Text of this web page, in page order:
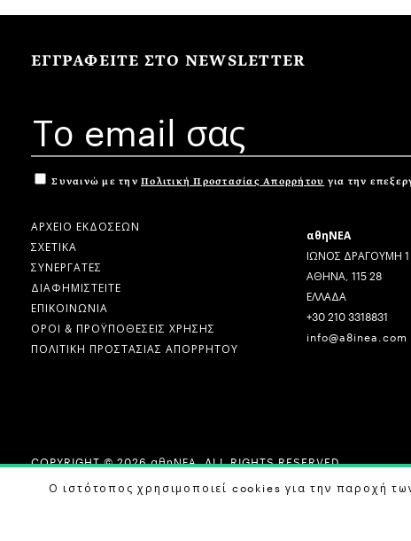
ΕΓΓΡΑΦΕΙΤΕ ΣΤΟ NEWSLETTER
Συναινώ με την Πολιτική Προστασίας Απορρήτου για την
ΑΡΧΕΙΟ ΕΚΔΟΣΕΩΝ
ΣΧΕΤΙΚΑ
ΣΥΝΕΡΓΑΤΕΣ
ΔΙΑΦΗΜΙΣΤΕΙΤΕ
ΕΠΙΚΟΙΝΩΝΙΑ
ΟΡΟΙ & ΠΡΟΫΠΟΘΕΣΕΙΣ ΧΡΗΣΗΣ
ΠΟΛΙΤΙΚΗ ΠΡΟΣΤΑΣΙΑΣ ΑΠΟΡΡΗΤΟΥ
αθηΝΕΑ
ΙΩΝΟΣ ΔΡΑΓΟΥΜΗ 1
ΑΘΗΝΑ, 115 28
ΕΛΛΑΔΑ
+30 210 3318831
info@a8inea.com
COPYRIGHT © 2026 αθηΝΕΑ, ALL RIGHTS RESERVED.
DESIGN BY
. DEVELOPED BY
Ο ιστότοπος χρησιμοποιεί cookies για την παροχή